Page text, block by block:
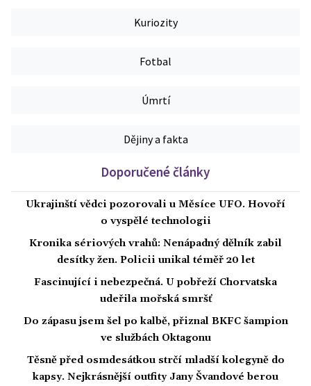
Kuriozity
Fotbal
Úmrtí
Dějiny a fakta
Doporučené články
Ukrajinští vědci pozorovali u Měsíce UFO. Hovoří
o vyspělé technologii
Kronika sériových vrahů: Nenápadný dělník zabil
desítky žen. Policii unikal téměř 20 let
Fascinující i nebezpečná. U pobřeží Chorvatska
udeřila mořská smršť
Do zápasu jsem šel po kalbě, přiznal BKFC šampion
ve službách Oktagonu
Těsně před osmdesátkou strčí mladší kolegyně do
kapsy. Nejkrásnější outfity Jany Švandové berou